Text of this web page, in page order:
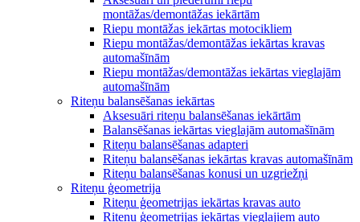
montāžas/demontāžas iekārtām
Riepu montāžas iekārtas motocikliem
Riepu montāžas/demontāžas iekārtas kravas
automašīnām
Riepu montāžas/demontāžas iekārtas vieglajām
automašīnām
Riteņu balansēšanas iekārtas
Aksesuāri riteņu balansēšanas iekārtām
Balansēšanas iekārtas vieglajām automašīnām
Riteņu balansēšanas adapteri
Riteņu balansēšanas iekārtas kravas automašīnām
Riteņu balansēšanas konusi un uzgriežņi
Riteņu ģeometrija
Riteņu ģeometrijas iekārtas kravas auto
Riteņu ģeometrijas iekārtas vieglajiem auto